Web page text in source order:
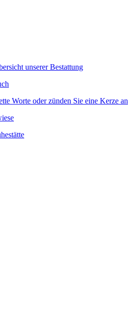
unserer Bestattung
Worte oder zünden Sie eine Kerze an